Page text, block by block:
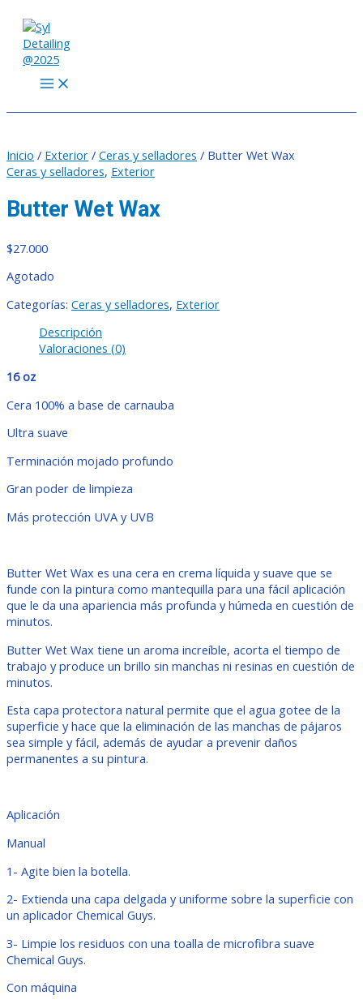
contenido
Inicio / Exterior / Ceras y selladores / Butter Wet Wax
Ceras y selladores, Exterior
Butter Wet Wax
$27.000
Agotado
Categorías: Ceras y selladores, Exterior
Descripción
Valoraciones (0)
16 oz
Cera 100% a base de carnauba
Ultra suave
Terminación mojado profundo
Gran poder de limpieza
Más protección UVA y UVB
Butter Wet Wax es una cera en crema líquida y suave que se
funde con la pintura como mantequilla para una fácil aplicación
que le da una apariencia más profunda y húmeda en cuestión de
minutos.
Butter Wet Wax tiene un aroma increíble, acorta el tiempo de
trabajo y produce un brillo sin manchas ni resinas en cuestión de
minutos.
Esta capa protectora natural permite que el agua gotee de la
superficie y hace que la eliminación de las manchas de pájaros
sea simple y fácil, además de ayudar a prevenir daños
permanentes a su pintura.
Aplicación
Manual
1- Agite bien la botella.
2- Extienda una capa delgada y uniforme sobre la superficie con
un aplicador Chemical Guys.
3- Limpie los residuos con una toalla de microfibra suave
Chemical Guys.
Con máquina